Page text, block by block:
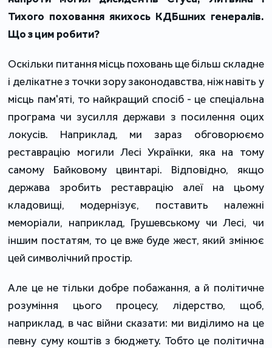
Тихого поховання якихось КДБшних генералів.
Що з цим робити?
Оскільки питання місць поховань ще більш складне
і делікатне з точки зору законодавства, ніж навіть у
місць пам'яті, то найкращий спосіб - це спеціальна
програма чи зусилля держави з посилення оцих
локусів. Наприклад, ми зараз обговорюємо
реставрацію могили Лесі Українки, яка на тому
самому Байковому цвинтарі. Відповідно, якщо
держава зробить реставрацію алеї на цьому
кладовищі, модернізує, поставить належні
меморіали, наприклад, Грушевському чи Лесі, чи
іншим постатям, то це вже буде жест, який змінює
цей символічний простір.
Але це не тільки добре побажання, а й політичне
розуміння цього процесу, лідерство, щоб,
наприклад, в час війни сказати: ми виділимо на це
певну суму коштів з бюджету. Тобто це політична